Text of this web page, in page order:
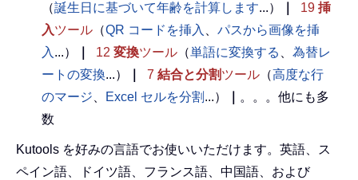
（誕生日に基づいて年齢を計算します...） 19 挿
入ツール （QR コードを挿入
パスから画像を挿
入 ...） 12 変換ツール （単語に変換する
為替レ
ートの変換...） 7 結合と分割ツール （高度な行
のマージ
Excel セルを分割 ...）
。。。他にも多
数
Kutools を好みの言語でお使いいただけます。英語、ス
ペイン語、ドイツ語、フランス語、中国語、および